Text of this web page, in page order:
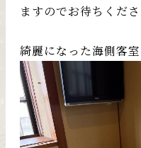
ますのでお待ちくださ
綺麗になった海側客室